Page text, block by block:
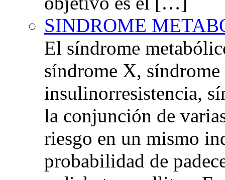
SINDROME
El síndrome
síndrome X,
insulinorresistencia,
la conjunción de
riesgo en un mismo
probabilidad de